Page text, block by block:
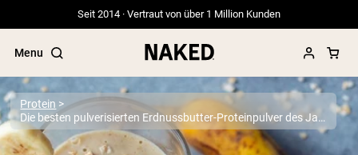
Seit 2014 · Vertraut von über 1 Million Kunden
Menu
Protein
Die besten pulverisierten Erdnussbutter-Proteinpulver des Jahres 2026